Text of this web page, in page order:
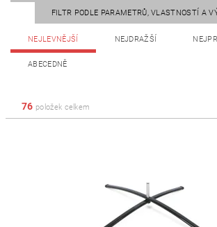
FILTR PODLE PARAMETRŮ, VLASTNOSTÍ A
NEJLEVNĚJŠÍ NEJDRAŽŠÍ
ABECEDNĚ
76 položek celkem